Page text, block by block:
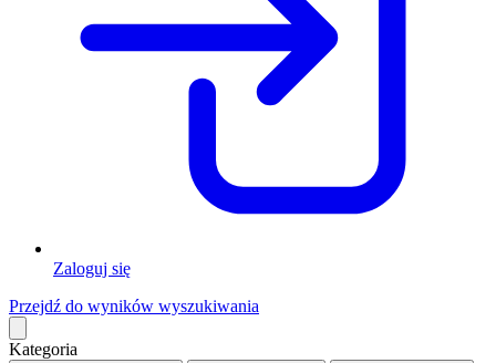
Zaloguj się
Przejdź do wyników wyszukiwania
Kategoria